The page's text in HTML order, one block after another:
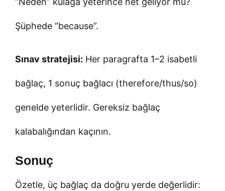
Şüphede “because”.
Sınav stratejisi: Her paragrafta 1–2 isabetli
bağlaç, 1 sonuç bağlacı (therefore/thus/so)
genelde yeterlidir. Gereksiz bağlaç
kalabalığından kaçının.
Sonuç
Özetle, üç bağlaç da doğru yerde değerlidir: